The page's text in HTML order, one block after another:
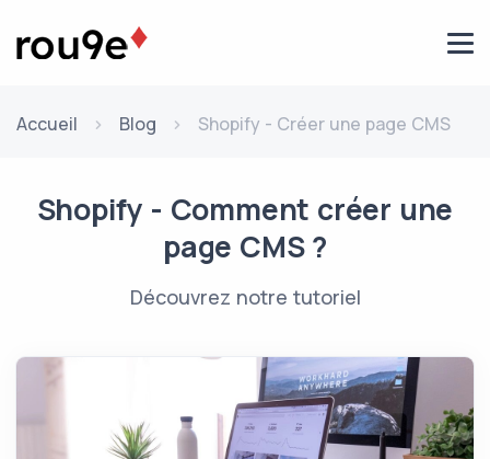
Accueil Blog Shopify - Créer une page CMS
Shopify - Comment créer une
page CMS ?
Découvrez notre tutoriel